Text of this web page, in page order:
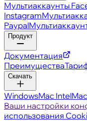
Мультиаккаунты
Instagram
Paypal
Продукт
Документация
Преимущества
Скачать
WindowsMac Intel
Ваши настройки
использования